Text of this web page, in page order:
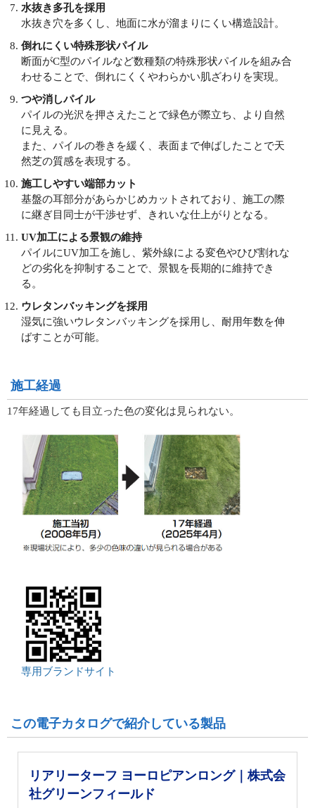
水抜き多孔を採用
水抜き穴を多くし、地面に水が溜まりにくい構造設計。
倒れにくい特殊形状パイル
断面がC型のパイルなど数種類の特殊形状パイルを組み合
わせることで、倒れにくくやわらかい肌ざわりを実現。
つや消しパイル
パイルの光沢を押さえたことで緑色が際立ち、より自然
に見える。
また、パイルの巻きを緩く、表面まで伸ばしたことで天
然芝の質感を表現する。
施工しやすい端部カット
基盤の耳部分があらかじめカットされており、施工の際
に継ぎ目同士が干渉せず、きれいな仕上がりとなる。
UV加工による景観の維持
パイルにUV加工を施し、紫外線による変色やひび割れな
どの劣化を抑制することで、景観を長期的に維持でき
る。
ウレタンバッキングを採用
湿気に強いウレタンバッキングを採用し、耐用年数を伸
ばすことが可能。
施工経過
17年経過しても目立った色の変化は見られない。
専用ブランドサイト
この電子カタログで紹介している製品
リアリーターフ ヨーロピアンロング｜株式会
社グリーンフィールド